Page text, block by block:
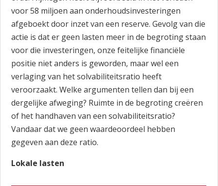
voor 58 miljoen aan onderhoudsinvesteringen
afgeboekt door inzet van een reserve. Gevolg van die
actie is dat er geen lasten meer in de begroting staan
voor die investeringen, onze feitelijke financiële
positie niet anders is geworden, maar wel een
verlaging van het solvabiliteitsratio heeft
veroorzaakt. Welke argumenten tellen dan bij een
dergelijke afweging? Ruimte in de begroting creëren
of het handhaven van een solvabiliteitsratio?
Vandaar dat we geen waardeoordeel hebben
gegeven aan deze ratio.
Lokale lasten